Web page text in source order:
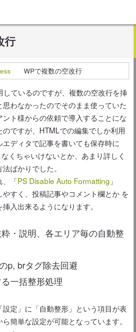
行
WPで複数の空改行
ているのですが、複数の空改行を挿
わなかったのでそのまま使っていた
ト様からの依頼で導入することにな
のですが、HTMLでの編集でしか利用
ディタで記事を書いても保存時に
くちゃいけないとか、あまり詳しく
ばかりでした。
、「PS Disable Auto Formatting 」
すく、投稿記事やコメント欄とか を
入出来るようになります。
・説明、各エリア毎の自動整
p, brタグ除去回避
一括整形処理
定」に「自動整形」という項目が表
簡単な設定が可能となっています。